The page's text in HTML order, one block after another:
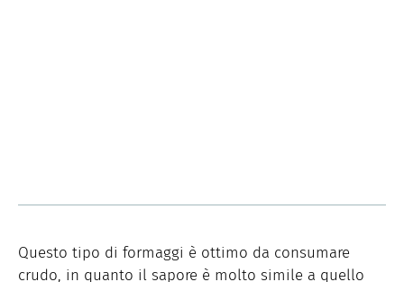
Questo tipo di formaggi è ottimo da consumare
crudo, in quanto il sapore è molto simile a quello